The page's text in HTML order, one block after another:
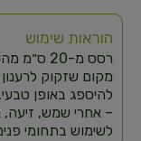
הוראות שימוש
רסס מ-
מקום שזקוק לרענון
להיספג באופן
– אחרי שמש, זיעה,
לשימוש בתחומי